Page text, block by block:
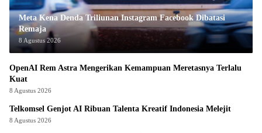
Meta Kena Denda Triliunan Instagram Facebook Dibatasi
Remaja
8 Agustus 2026
OpenAI Rem Astra Mengerikan Kemampuan Meretasnya Terlalu
Kuat
8 Agustus 2026
Telkomsel Genjot AI Ribuan Talenta Kreatif Indonesia Melejit
8 Agustus 2026